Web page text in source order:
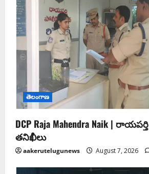
తెలంగాణ
DCP Raja Mahendra Naik |
తనిఖీలు
aakerutelugunews August 7, 2026